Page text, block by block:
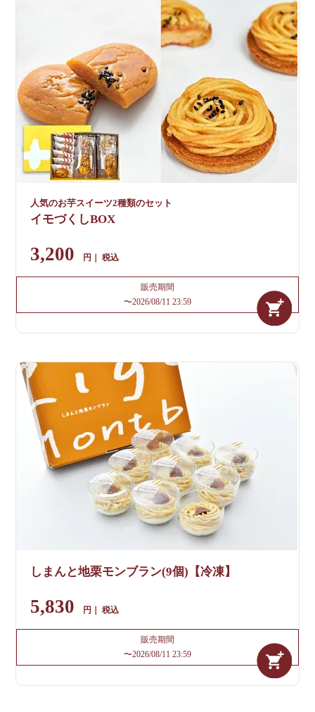
人気のお芋スイーツ2種類のセット
イモづくしBOX
3,200 税込
販売期間
〜2026/08/11 23:59
しまんと地栗モンブラン(9個)【冷凍】
5,830 税込
販売期間
〜2026/08/11 23:59